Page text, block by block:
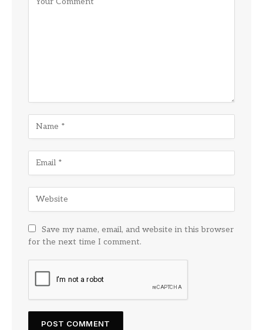
Save my name, email, and website in this browser
for the next time I comment.